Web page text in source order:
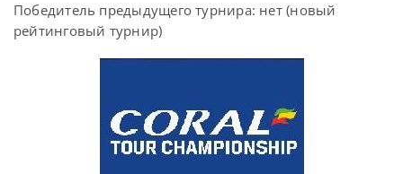
Победитель предыдущего турнира: нет (новый
рейтинговый турнир)